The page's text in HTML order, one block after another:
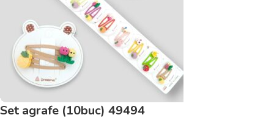
Set agrafe (10buc) 49494